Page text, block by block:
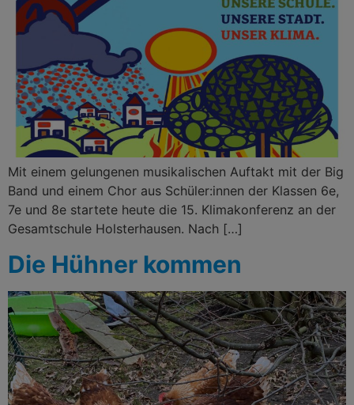
Mit einem gelungenen musikalischen Auftakt mit der Big
Band und einem Chor aus Schüler:innen der Klassen 6e,
7e und 8e startete heute die 15. Klimakonferenz an der
Gesamtschule Holsterhausen. Nach […]
Die Hühner kommen